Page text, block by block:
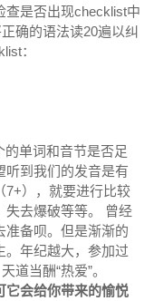
查是否出现checklist中
确的语法读20遍以纠
：
的单词和音节是否足
听到我们的发音是有
7+），就要进行比较
失去爆破等等。 曾经
准备呗。但是渐渐的
。年纪越大，参加过
道当酬“热爱”。
它会给你带来的愉悦